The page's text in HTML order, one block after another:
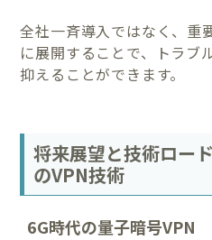
全社一斉導入ではなく、重
に展開することで、トラブ
抑えることができます。
将来展望と技術ロー
のVPN技術
6G時代の量子暗号VPN